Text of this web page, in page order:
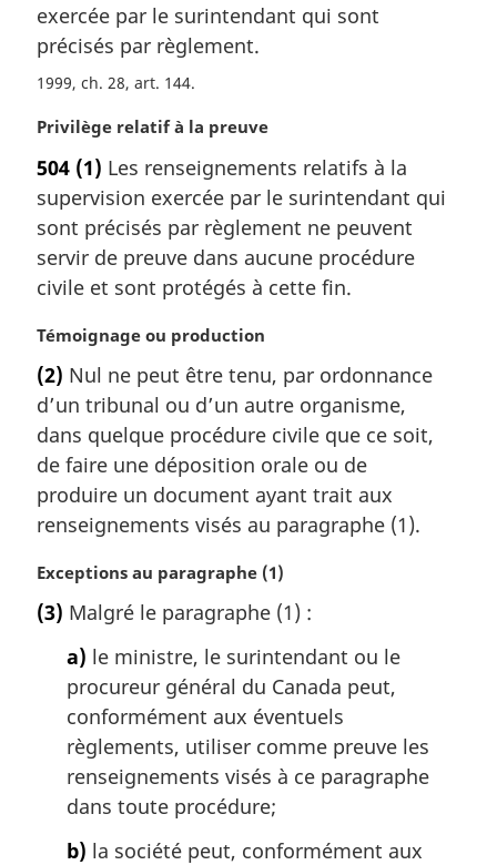
g
i
n
l
:
exercée par le surintendant qui sont
précisés par règlement.
1999, ch. 28, art. 144
N
t
e
m
a
g
n
a
e
:
Privilège relatif à la preuve
504 (1) Les renseignements relatifs à la
supervision exercée par le surintendant qui
sont précisés par règlement ne peuvent
servir de preuve dans aucune procédure
civile et sont protégés à cette fin.
N
t
e
m
a
g
i
a
l
e
Témoignage ou production
(2) Nul ne peut être tenu, par ordonnance
d’un tribunal ou d’un autre organisme,
dans quelque procédure civile que ce soit,
de faire une déposition orale ou de
produire un document ayant trait aux
renseignements visés au paragraphe (1).
N
t
Exceptions au paragraphe (1)
(3) Malgré le paragraphe (1) :
a) le ministre, le surintendant ou le
procureur général du Canada peut,
conformément aux éventuels
règlements, utiliser comme preuve les
renseignements visés à ce paragraphe
dans toute procédure;
b) la société peut, conformément aux